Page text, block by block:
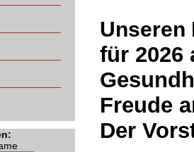
Unseren
für 2026
Freude
Der